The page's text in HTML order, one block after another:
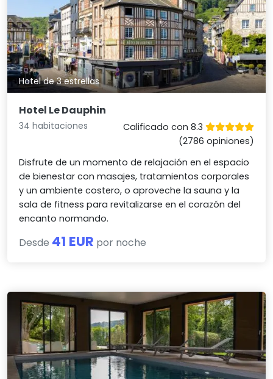
Hotel de 3 estrellas
Hotel Le Dauphin
34 habitaciones
Calificado con 8.3
(2786 opiniones)
Disfrute de un momento de relajación en el espacio
de bienestar con masajes, tratamientos corporales
y un ambiente costero, o aproveche la sauna y la
sala de fitness para revitalizarse en el corazón del
encanto normando.
Desde 41 EUR por noche